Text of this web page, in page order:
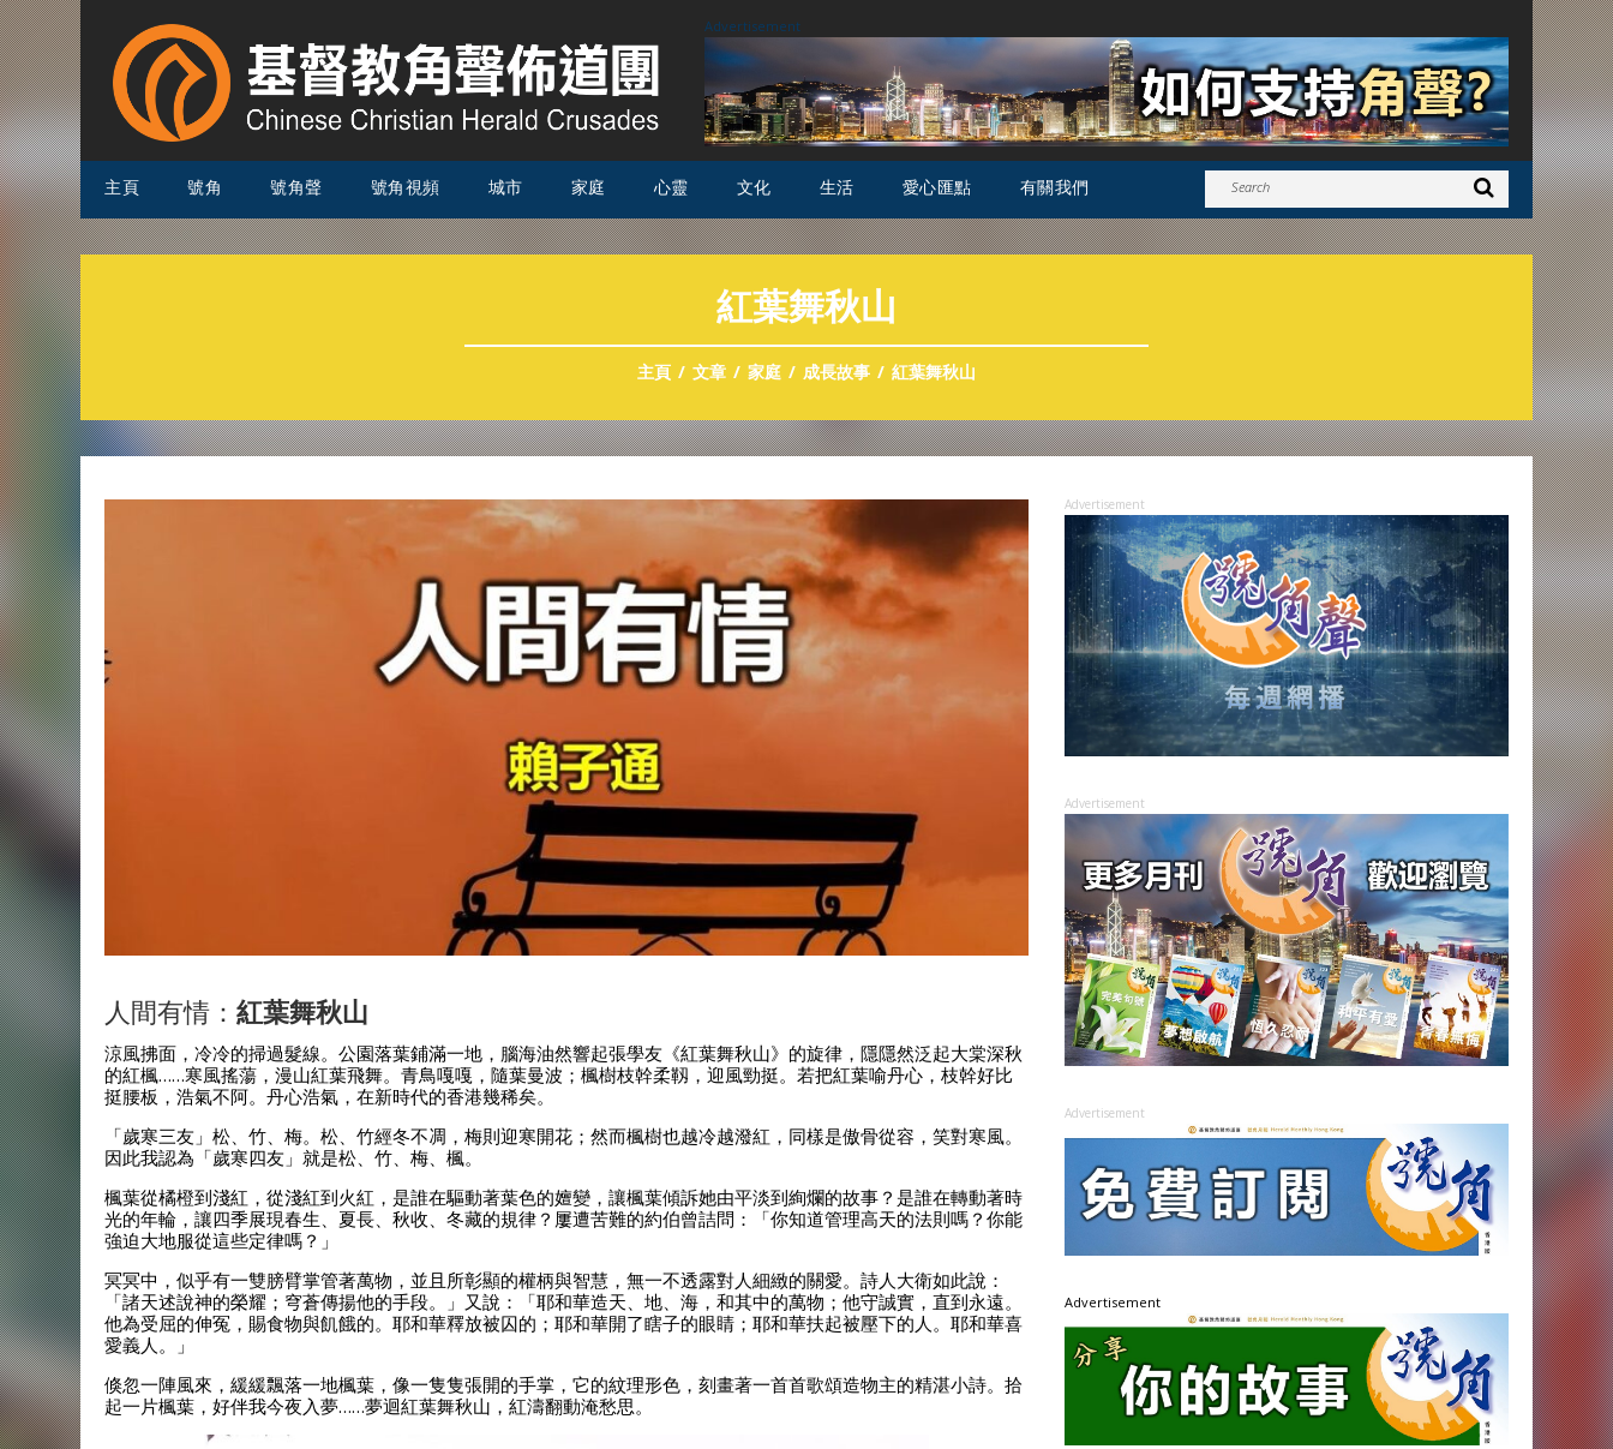
Advertisement
主頁 號角 號角聲 號角視頻 城市 家庭 心靈 文化 生活 愛心匯點 有關我們
紅葉舞秋山
主頁 文章 家庭 成長故事 紅葉舞秋山
人間有情： 紅葉舞秋山
涼風拂面，冷冷的掃過髮線。公園落葉鋪滿一地，腦海油然響起張學友《紅葉舞秋山》的旋律，隱隱然泛起大棠深秋
的紅楓……寒風搖蕩，漫山紅葉飛舞。青鳥嘎嘎，隨葉曼波；楓樹枝幹柔靱，迎風勁挺。若把紅葉喻丹心，枝幹好比
挺腰板，浩氣不阿。丹心浩氣，在新時代的香港幾稀矣。
「歲寒三友」松、竹、梅。松、竹經冬不凋，梅則迎寒開花；然而楓樹也越冷越潑紅，同樣是傲骨從容，笑對寒風。
因此我認為「歲寒四友」就是松、竹、梅、楓。
楓葉從橘橙到淺紅，從淺紅到火紅，是誰在驅動著葉色的嬗變，讓楓葉傾訴她由平淡到絢爛的故事？是誰在轉動著時
光的年輪，讓四季展現春生、夏長、秋收、冬藏的規律？屢遭苦難的約伯曾詰問：「你知道管理高天的法則嗎？你能
強迫大地服從這些定律嗎？」
冥冥中，似乎有一雙膀臂掌管著萬物，並且所彰顯的權柄與智慧，無一不透露對人細緻的關愛。詩人大衛如此說：
「諸天述說神的榮耀；穹蒼傳揚他的手段。」又說：「耶和華造天、地、海，和其中的萬物；他守誠實，直到永遠。
他為受屈的伸冤，賜食物與飢餓的。耶和華釋放被囚的；耶和華開了瞎子的眼睛；耶和華扶起被壓下的人。耶和華喜
愛義人。」
倏忽一陣風來，緩緩飄落一地楓葉，像一隻隻張開的手掌，它的紋理形色，刻畫著一首首歌頌造物主的精湛小詩。拾
起一片楓葉，好伴我今夜入夢……夢迴紅葉舞秋山，紅濤翻動淹愁思。
Advertisement
Advertisement
Advertisement
Advertisement